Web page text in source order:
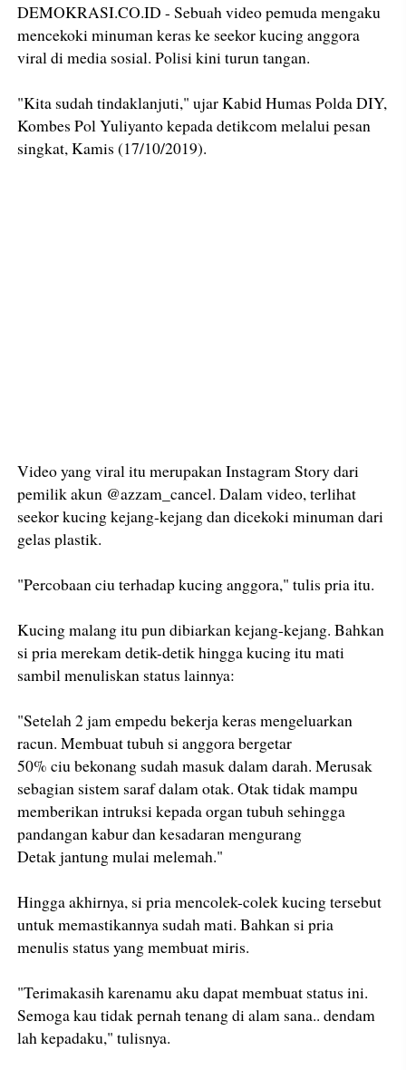
DEMOKRASI.CO.ID - Sebuah video pemuda mengaku
mencekoki minuman keras ke seekor kucing anggora
viral di media sosial. Polisi kini turun tangan.
"Kita sudah tindaklanjuti," ujar Kabid Humas Polda DIY,
Kombes Pol Yuliyanto kepada detikcom melalui pesan
singkat, Kamis (17/10/2019).
Video yang viral itu merupakan Instagram Story dari
pemilik akun @azzam_cancel. Dalam video, terlihat
seekor kucing kejang-kejang dan dicekoki minuman dari
gelas plastik.
"Percobaan ciu terhadap kucing anggora," tulis pria itu.
Kucing malang itu pun dibiarkan kejang-kejang. Bahkan
si pria merekam detik-detik hingga kucing itu mati
sambil menuliskan status lainnya:
"Setelah 2 jam empedu bekerja keras mengeluarkan
racun. Membuat tubuh si anggora bergetar
50% ciu bekonang sudah masuk dalam darah. Merusak
sebagian sistem saraf dalam otak. Otak tidak mampu
memberikan intruksi kepada organ tubuh sehingga
pandangan kabur dan kesadaran mengurang
Detak jantung mulai melemah."
Hingga akhirnya, si pria mencolek-colek kucing tersebut
untuk memastikannya sudah mati. Bahkan si pria
menulis status yang membuat miris.
"Terimakasih karenamu aku dapat membuat status ini.
Semoga kau tidak pernah tenang di alam sana.. dendam
lah kepadaku," tulisnya.